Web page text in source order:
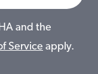
and the
Service apply.